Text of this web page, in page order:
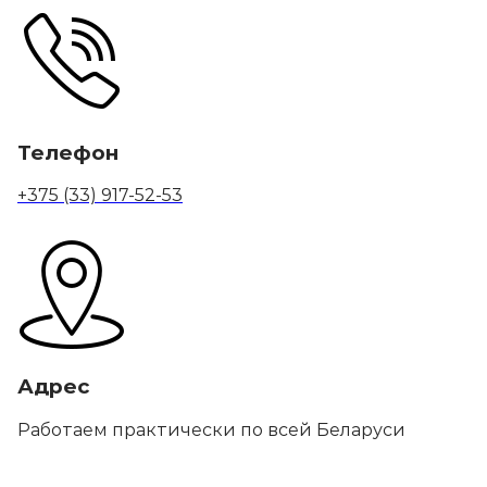
Телефон
+375 (33) 917-52-53
Адрес
Работаем практически по всей Беларуси